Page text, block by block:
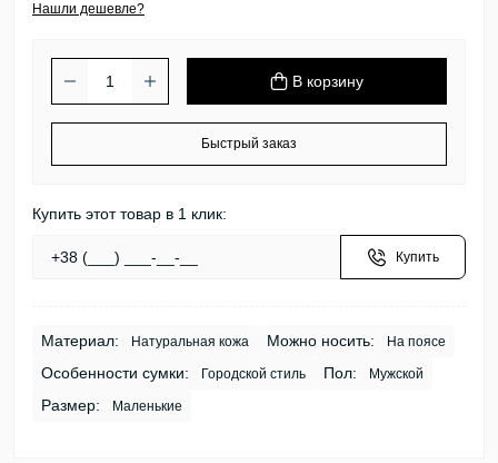
Нашли дешевле?
В корзину
Быстрый заказ
Купить этот товар в 1 клик:
Купить
Материал: Натуральная кожа Можно носить: На поясе
Особенности сумки: Городской стиль Пол: Мужской
Размер: Маленькие